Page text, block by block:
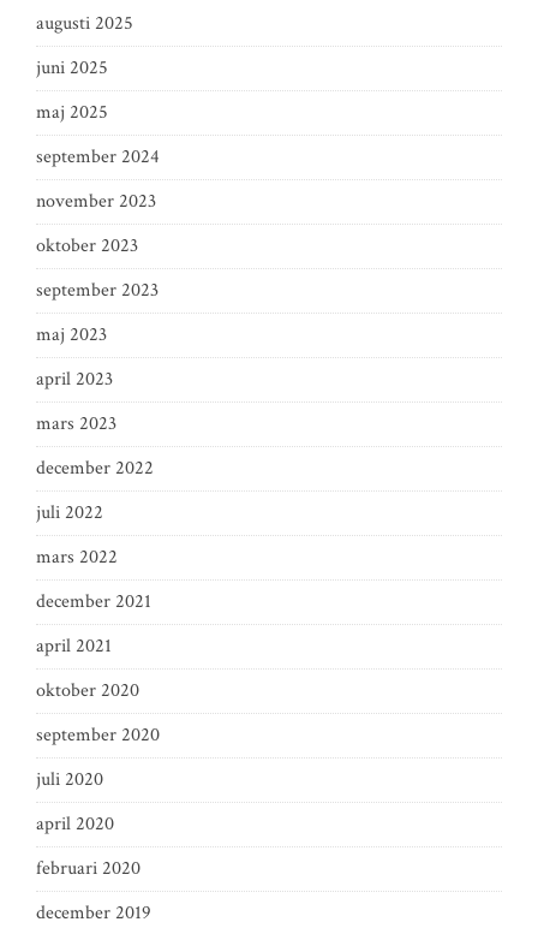
augusti 2025
juni 2025
maj 2025
september 2024
november 2023
oktober 2023
september 2023
maj 2023
april 2023
mars 2023
december 2022
juli 2022
mars 2022
december 2021
april 2021
oktober 2020
september 2020
juli 2020
april 2020
februari 2020
december 2019